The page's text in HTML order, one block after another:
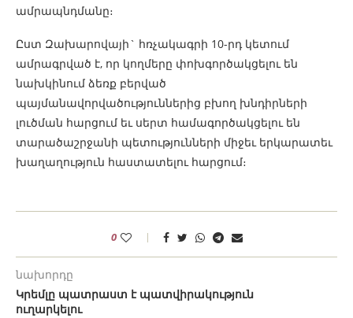
ամրապնդմանը։
Ըստ Զախարովայի` հռչակագրի 10-րդ կետում
ամրագրված է, որ կողմերը փոխգործակցելու են
նախկինում ձեռք բերված
պայմանավորվածություններից բխող խնդիրների
լուծման հարցում եւ սերտ համագործակցելու են
տարածաշրջանի պետությունների միջեւ երկարատեւ
խաղաղություն հաստատելու հարցում։
0
նախորդը
Կրեմլը պատրաստ է պատվիրակություն
ուղարկելու